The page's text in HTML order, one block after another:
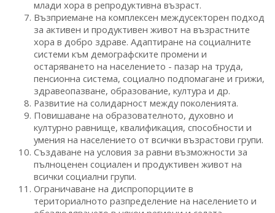
млади хора в репродуктивна възраст.
Възприемане на комплексен междусекторен подход
за активен и продуктивен живот на възрастните
хора в добро здраве. Адаптиране на социалните
системи към демографските промени и
остаряването на населението - пазар на труда,
пенсионна система, социално подпомагане и грижи,
здравеопазване, образование, култура и др.
Развитие на солидарност между поколенията.
Повишаване на образователното, духовно и
културно равнище, квалификация, способности и
умения на населението от всички възрастови групи.
Създаване на условия за равни възможности за
пълноценен социален и продуктивен живот на
всички социални групи.
Ограничаване на диспропорциите в
териториалното разпределение на населението и